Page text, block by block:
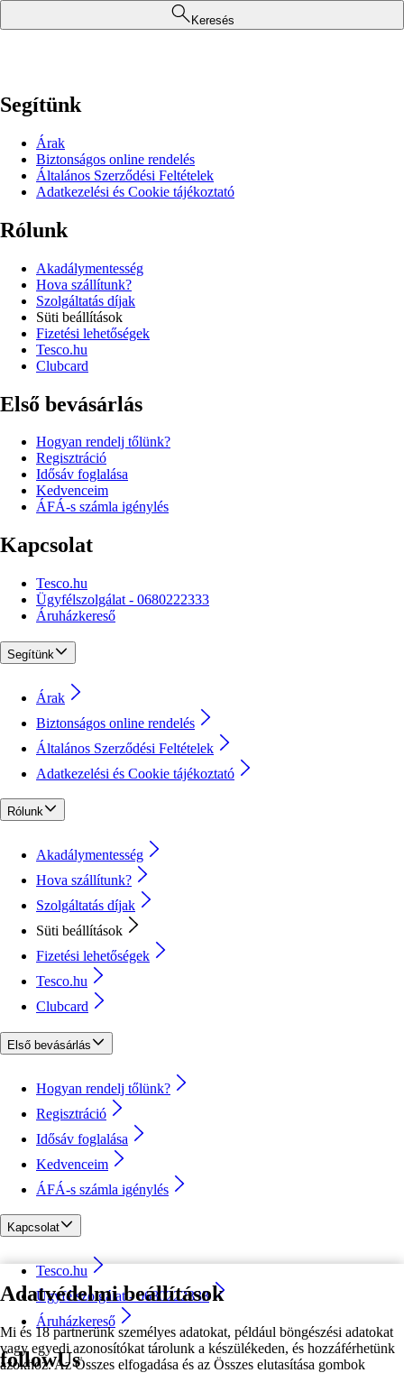
Adatvédelmi beállítások
Mi és 18 partnerünk személyes adatokat, például böngészési adatokat
vagy egyedi azonosítókat tárolunk a készülékeden, és hozzáférhetünk
azokhoz. Az Összes elfogadása és az Összes elutasítása gombok
Keresés
Segítünk
Árak
Biztonságos online rendelés
Általános Szerződési Feltételek
Adatkezelési és Cookie tájékoztató
Rólunk
Akadálymentesség
Hova szállítunk?
Szolgáltatás díjak
Süti beállítások
Fizetési lehetőségek
Tesco.hu
Clubcard
Első bevásárlás
Hogyan rendelj tőlünk?
Regisztráció
Idősáv foglalása
Kedvenceim
ÁFÁ-s számla igénylés
Kapcsolat
Tesco.hu
Ügyfélszolgálat - 0680222333
Áruházkereső
Segítünk
Árak
Biztonságos online rendelés
Általános Szerződési Feltételek
Adatkezelési és Cookie tájékoztató
Rólunk
Akadálymentesség
Hova szállítunk?
Szolgáltatás díjak
Süti beállítások
Fizetési lehetőségek
Tesco.hu
Clubcard
Első bevásárlás
Hogyan rendelj tőlünk?
Regisztráció
Idősáv foglalása
Kedvenceim
ÁFÁ-s számla igénylés
Kapcsolat
Tesco.hu
Ügyfélszolgálat - 0680222333
Áruházkereső
followUs